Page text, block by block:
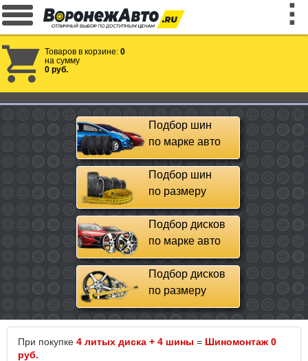
Товаров в корзине: 0
на сумму
0 руб.
Подбор шин
по марке авто
Подбор шин
по размеру
Подбор дисков
по марке авто
Подбор дисков
по размеру
При покупке 4 литых диска + 4 шины = Шиномонтаж 0
руб.